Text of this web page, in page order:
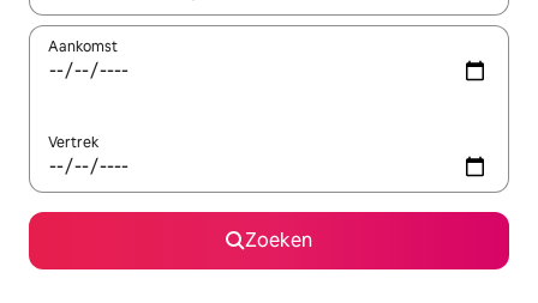
Aankomst
Vertrek
Zoeken